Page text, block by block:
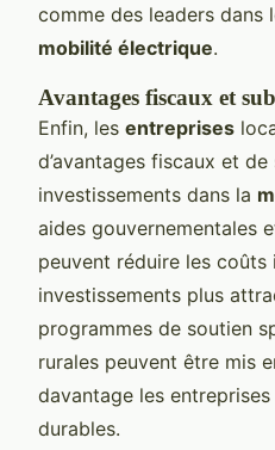
comme des leaders dans
mobilité électrique.
Avantages fiscaux et
Enfin, les entreprises
d’avantages fiscaux et
investissements dans la
aides gouvernementales
peuvent réduire les
investissements plus
programmes de soutien
rurales peuvent être mis
davantage les
durables.